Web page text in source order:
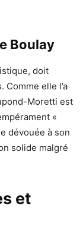
Boulay
doit
elle l’a
Moretti est
«
dévouée à son
solide malgré
et